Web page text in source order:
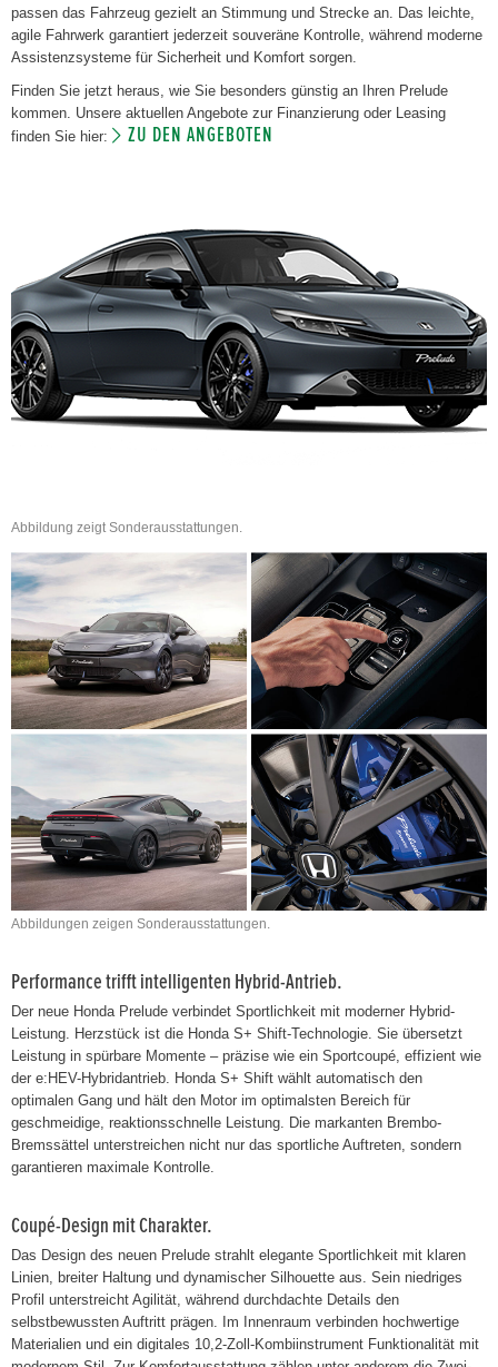
passen das Fahrzeug gezielt an Stimmung und Strecke an. Das leichte,
agile Fahrwerk garantiert jederzeit souveräne Kontrolle, während moderne
Assistenzsysteme für Sicherheit und Komfort sorgen.
Finden Sie jetzt heraus, wie Sie besonders günstig an Ihren Prelude
kommen. Unsere aktuellen Angebote zur Finanzierung oder Leasing
finden Sie hier:
ZU DEN ANGEBOTEN
Abbildung zeigt Sonderausstattungen.
Abbildungen zeigen Sonderausstattungen.
Performance trifft intelligenten Hybrid-Antrieb.
Der neue Honda Prelude verbindet Sportlichkeit mit moderner Hybrid-
Leistung. Herzstück ist die Honda S+ Shift-Technologie. Sie übersetzt
Leistung in spürbare Momente – präzise wie ein Sportcoupé, effizient wie
der e:HEV-Hybridantrieb. Honda S+ Shift wählt automatisch den
optimalen Gang und hält den Motor im optimalsten Bereich für
geschmeidige, reaktionsschnelle Leistung. Die markanten Brembo-
Bremssättel unterstreichen nicht nur das sportliche Auftreten, sondern
garantieren maximale Kontrolle.
Coupé-Design mit Charakter.
Das Design des neuen Prelude strahlt elegante Sportlichkeit mit klaren
Linien, breiter Haltung und dynamischer Silhouette aus. Sein niedriges
Profil unterstreicht Agilität, während durchdachte Details den
selbstbewussten Auftritt prägen. Im Innenraum verbinden hochwertige
Materialien und ein digitales 10,2-Zoll-Kombiinstrument Funktionalität mit